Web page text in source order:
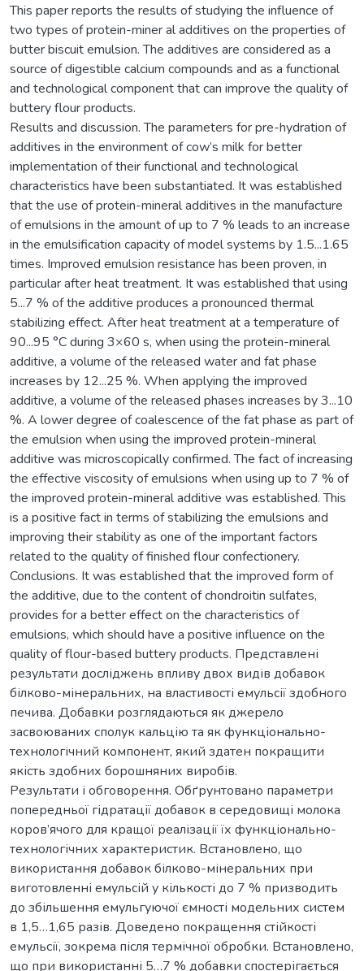
This paper reports the results of studying the influence of
two types of protein-miner al additives on the properties of
butter biscuit emulsion. The additives are considered as a
source of digestible calcium compounds and as a functional
and technological component that can improve the quality of
buttery flour products.
Results and discussion. The parameters for pre-hydration of
additives in the environment of cow’s milk for better
implementation of their functional and technological
characteristics have been substantiated. It was established
that the use of protein-mineral additives in the manufacture
of emulsions in the amount of up to 7 % leads to an increase
in the emulsification capacity of model systems by 1.5...1.65
times. Improved emulsion resistance has been proven, in
particular after heat treatment. It was established that using
5...7 % of the additive produces a pronounced thermal
stabilizing effect. After heat treatment at a temperature of
90...95 °C during 3×60 s, when using the protein-mineral
additive, a volume of the released water and fat phase
increases by 12...25 %. When applying the improved
additive, a volume of the released phases increases by 3...10
%. A lower degree of coalescence of the fat phase as part of
the emulsion when using the improved protein-mineral
additive was microscopically confirmed. The fact of increasing
the effective viscosity of emulsions when using up to 7 % of
the improved protein-mineral additive was established. This
is a positive fact in terms of stabilizing the emulsions and
improving their stability as one of the important factors
related to the quality of finished flour confectionery.
Conclusions. It was established that the improved form of
the additive, due to the content of chondroitin sulfates,
provides for a better effect on the characteristics of
emulsions, which should have a positive influence on the
quality of flour-based buttery products. Представлені
результати досліджень впливу двох видів добавок
білково-мінеральних, на властивості емульсії здобного
печива. Добавки розглядаються як джерело
засвоюваних сполук кальцію та як функціонально-
технологічний компонент, який здатен покращити
якість здобних борошняних виробів.
Результати і обговорення. Обґрунтовано параметри
попередньої гідратації добавок в середовищі молока
коров’ячого для кращої реалізації їх функціонально-
технологічних характеристик. Встановлено, що
використання добавок білково-мінеральних при
виготовленні емульсій у кількості до 7 % призводить
до збільшення емульгуючої ємності модельних систем
в 1,5…1,65 разів. Доведено покращення стійкості
емульсії, зокрема після термічної обробки. Встановлено,
що при використанні 5…7 % добавки спостерігається